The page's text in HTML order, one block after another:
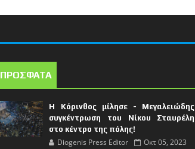
ΠΡΟΣΦΑΤΑ
Η Κόρινθος μίλησε - Μεγαλειώδης
συγκέντρωση του Νίκου Σταυρέλη
στο κέντρο της πόλης!
Diogenis Press Editor Οκτ 05, 2023